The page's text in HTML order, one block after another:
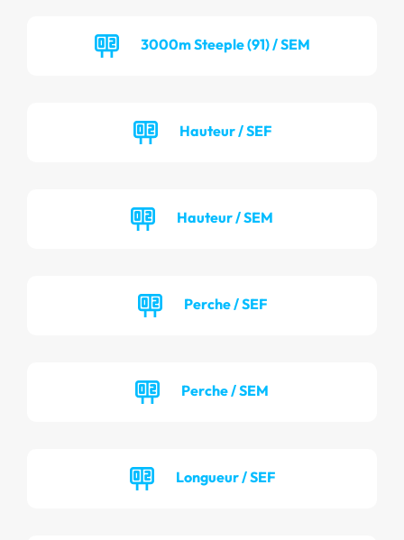
3000m Steeple (91) / SEM
Hauteur / SEF
Hauteur / SEM
Perche / SEF
Perche / SEM
Longueur / SEF